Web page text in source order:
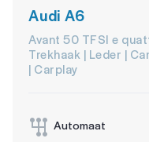
Audi A6
Avant 50 TFSI e
Trekhaak | Leder |
| Carplay
Automaat